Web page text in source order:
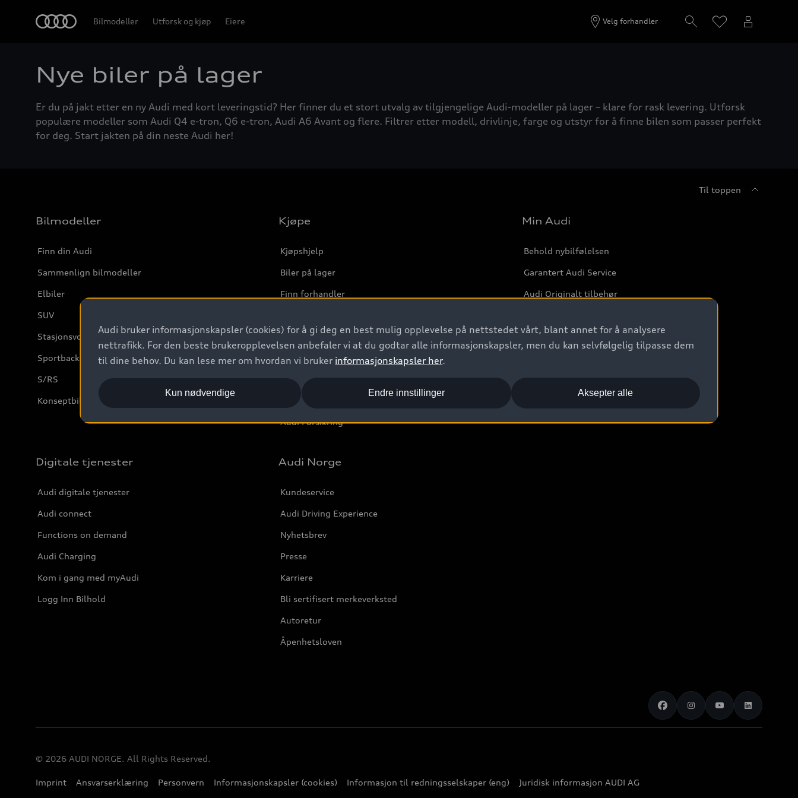
Bilmodeller Utforsk og kjøp Eiere Velg forhandler
Nye biler på lager
Er du på jakt etter en ny Audi med kort leveringstid? Her finner du et stort utvalg av tilgjengelige Audi-modeller på lager – klare for rask levering. Utforsk
populære modeller som Audi Q4 e-tron, Q6 e-tron, Audi A6 Avant og flere. Filtrer etter modell, drivlinje, farge og utstyr for å finne bilen som passer perfekt
for deg. Start jakten på din neste Audi her!
Til toppen
Bilmodeller
Finn din Audi
Sammenlign bilmodeller
Elbiler
SUV
Stasjonsvogn
Sportback
S/RS
Konseptbiler og prototyper
Kjøpe
Kjøpshjelp
Biler på lager
Finn forhandler
Kontakt forhandler
Prislister
Leasing
Bilgarantier
Audi Forsikring
Min Audi
Behold nybilfølelsen
Garantert Audi Service
Audi Originalt tilbehør
Digitale tjenester
Audi digitale tjenester
Audi connect
Functions on demand
Audi Charging
Kom i gang med myAudi
Logg Inn Bilhold
Audi Norge
Kundeservice
Audi Driving Experience
Nyhetsbrev
Presse
Karriere
Bli sertifisert merkeverksted
Autoretur
Åpenhetsloven
© 2026 AUDI NORGE. All Rights Reserved.
Imprint Ansvarserklæring Personvern Informasjonskapsler (cookies) Informasjon til redningsselskaper (eng) Juridisk informasjon AUDI AG
Audi bruker informasjonskapsler (cookies) for å gi deg en best mulig opplevelse på nettstedet vårt, blant annet for å analysere
nettrafikk. For den beste brukeropplevelsen anbefaler vi at du godtar alle informasjonskapsler, men du kan selvfølgelig tilpasse dem
til dine behov. Du kan lese mer om hvordan vi bruker informasjonskapsler her.
Aksepter alle
Kun nødvendige Endre innstillinger